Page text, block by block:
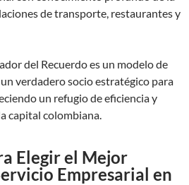
de transporte, restaurantes y
del Recuerdo es un modelo de
verdadero socio estratégico para
un refugio de eficiencia y
capital colombiana.
Elegir el Mejor
Empresarial en